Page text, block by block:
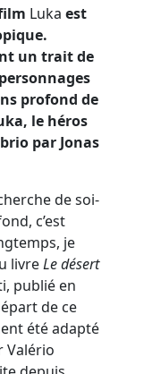
Luka est
un trait de
profond de
le héros
par Jonas
de soi-
c’est
je
livreLe désert
publié en
de ce
été adapté
Valério